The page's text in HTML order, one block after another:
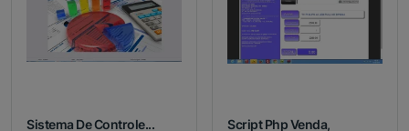
Sistema De Controle... Script Php Venda,